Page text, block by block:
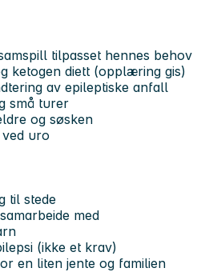
tilpasset hennes behov
ketogen diett (opplæring gis)
av epileptiske anfall
små turer
og søsken
uro
til stede
med
(ikke et krav)
en liten jente og familien